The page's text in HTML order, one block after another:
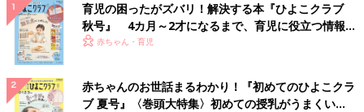
す」（ちは）
◾️ジェルネイルセット
「ペンタイプで塗りやすく、数日ではがれるピールオフタイプな
ので、失敗しても簡単にオフできます」（あきちかちゃん）
育児の困ったがズバリ！解決する本『ひよこクラブ
秋号』 4カ月～2才になるまで、育児に役立つ情報が
いっぱい！
赤ちゃん・育児
赤ちゃんのお世話まるわかり！『初めてのひよこクラ
ブ 夏号』〈巻頭大特集〉初めての授乳がうまくい